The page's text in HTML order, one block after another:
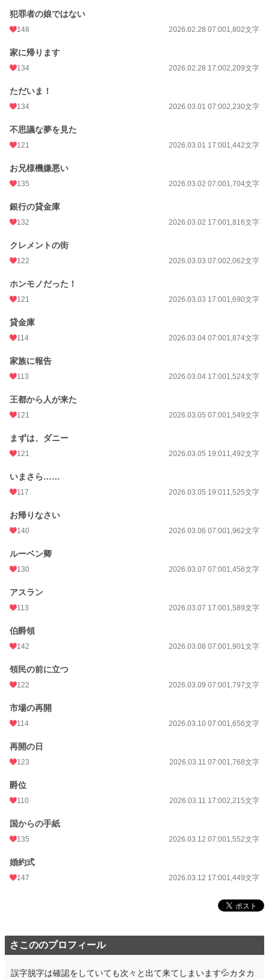
犯罪者の娘ではない
148 2026.02.28 07:001,802文字
家に帰ります
134 2026.02.28 17:002,209文字
ただいま！
134 2026.03.01 07:002,230文字
不思議な夢を見た
121 2026.03.01 17:001,442文字
お兄様機嫌悪い
135 2026.03.02 07:001,704文字
銀行の貸金庫
132 2026.03.02 17:001,816文字
クレメントの街
122 2026.03.03 07:002,062文字
ホンモノだった！
121 2026.03.03 17:001,690文字
貸金庫
114 2026.03.04 07:001,874文字
家族に報告
113 2026.03.04 17:001,524文字
王都から人が来た
121 2026.03.05 07:001,549文字
まずは、ダニー
121 2026.03.05 19:011,492文字
いまさら……
117 2026.03.05 19:011,525文字
お帰りなさい
140 2026.03.06 07:001,962文字
ルーベン卿
130 2026.03.07 07:001,456文字
アスラン
113 2026.03.07 17:001,589文字
伯爵領
142 2026.03.08 07:001,901文字
領民の前に立つ
122 2026.03.09 07:001,797文字
市場の再開
114 2026.03.10 07:001,656文字
再開の日
123 2026.03.11 07:001,768文字
爵位
110 2026.03.11 17:002,215文字
国からの手紙
135 2026.03.12 07:001,552文字
婚約式
147 2026.03.12 17:001,449文字
さこののプロフィール
誤字脱字は確認をしていても次々と出て来てしまいます💦カタカ